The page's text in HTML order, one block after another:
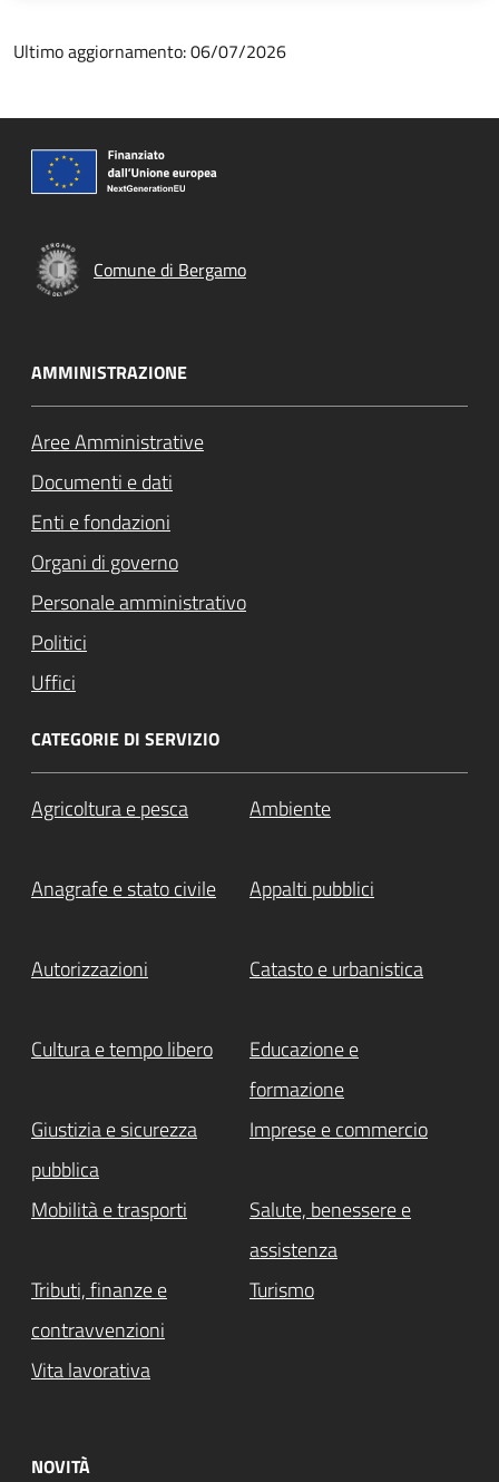
Ultimo aggiornamento: 06/07/2026
Comune di Bergamo
AMMINISTRAZIONE
Aree Amministrative
Documenti e dati
Enti e fondazioni
Organi di governo
Personale amministrativo
Politici
Uffici
CATEGORIE DI SERVIZIO
Agricoltura e pesca Ambiente
Anagrafe e stato civile Appalti pubblici
Autorizzazioni Catasto e urbanistica
Cultura e tempo libero
Educazione e
formazione
Giustizia e sicurezza
pubblica
Imprese e commercio
Mobilità e trasporti
Salute, benessere e
assistenza
Tributi, finanze e
contravvenzioni
Turismo
Vita lavorativa
NOVITÀ